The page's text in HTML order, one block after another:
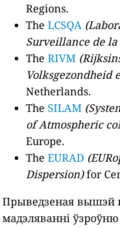
Regions.
TheLCSQA
Surveillance de
TheRIVM
Volksgezondheid
Netherlands.
The SILAM
of Atmospheric
Europe.
TheEURAD
Dispersion)for
Прыведзеная вышэй
мадэляванні